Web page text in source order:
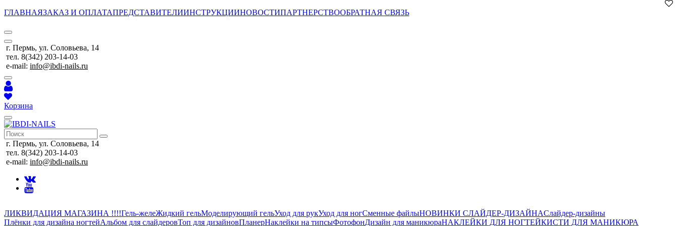
ГЛАВНАЯЗАКАЗ И ОПЛАТАПРЕДСТАВИТЕЛИИНСТРУКЦИИНОВОСТИПАРТНЕРСТВООБРАТНАЯ СВЯЗЬ
г. Пермь, ул. Соловьева, 14
тел. 8(342) 203-14-03
e-mail: info@ibdi-nails.ru
Корзина
г. Пермь, ул. Соловьева, 14
тел. 8(342) 203-14-03
e-mail: info@ibdi-nails.ru
ЛИКВИДАЦИЯ МАГАЗИНА !!!!Гель-желеЖидкий гельМоделирующий гельУход для рукУход для ногСменные файлыНОВИНКИ СЛАЙДЕР-ДИЗАЙНАСлайдер-дизайны
Плёнки для дизайна ногтейАльбом для слайдеровТоп для дизайновПланерНаклейки на типсыФотофонДизайн для маникюраНАКЛЕЙКИ ДЛЯ НОГТЕЙКИСТИ ДЛЯ МАНИКЮРА